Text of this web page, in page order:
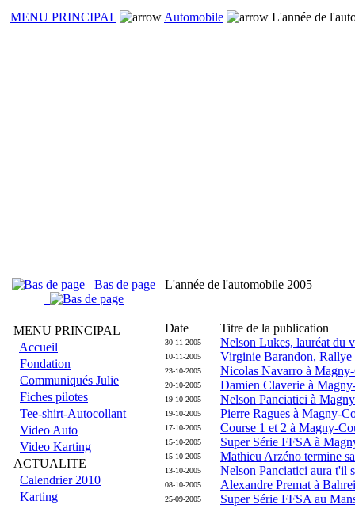
MENU PRINCIPAL Automobile L'année de
Bas de page
MENU PRINCIPAL
Accueil
Fondation
Communiqués Julie
Fiches pilotes
Tee-shirt-Autocollant
Video Auto
Video Karting
ACTUALITE
Calendrier 2010
Karting
L'année de l'automobile 2005
Date Titre de la publication
30-11-2005 Nelson Lukes, lauréat du
10-11-2005 Virginie Barandon, Rallye
23-10-2005 Nicolas Navarro à
20-10-2005 Damien Claverie à
19-10-2005 Nelson Panciatici à
19-10-2005 Pierre Ragues à Magny-
17-10-2005 Course 1 et 2 à Magny-
15-10-2005 Super Série FFSA à
15-10-2005 Mathieu Arzéno termine
13-10-2005 Nelson Panciatici aura t'il
08-10-2005 Alexandre Premat à
25-09-2005 Super Série FFSA au